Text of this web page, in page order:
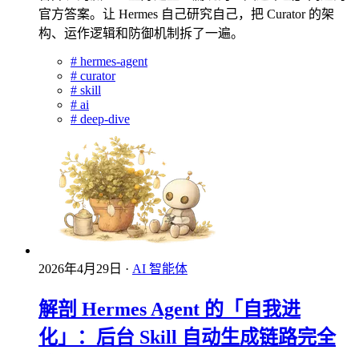
官方答案。让 Hermes 自己研究自己，把 Curator 的架
构、运作逻辑和防御机制拆了一遍。
# hermes-agent
# curator
# skill
# ai
# deep-dive
2026年4月29日 · AI 智能体
解剖 Hermes Agent 的「自我进
化」：后台 Skill 自动生成链路完全